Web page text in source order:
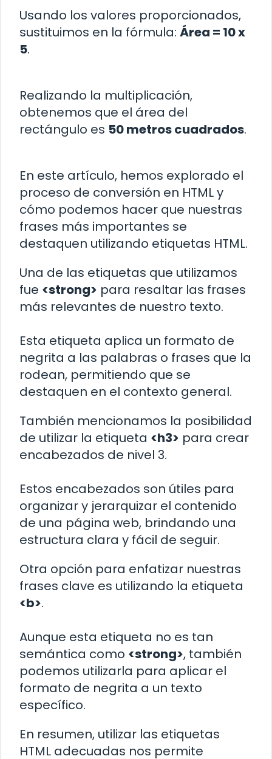
Usando los valores proporcionados,
sustituimos en la fórmula: Área = 10 x
5.
Realizando la multiplicación,
obtenemos que el área del
rectángulo es 50 metros cuadrados.
En este artículo, hemos explorado el
proceso de conversión en HTML y
cómo podemos hacer que nuestras
frases más importantes se
destaquen utilizando etiquetas HTML.
Una de las etiquetas que utilizamos
fue <strong> para resaltar las frases
más relevantes de nuestro texto.
Esta etiqueta aplica un formato de
negrita a las palabras o frases que la
rodean, permitiendo que se
destaquen en el contexto general.
También mencionamos la posibilidad
de utilizar la etiqueta <h3> para crear
encabezados de nivel 3.
Estos encabezados son útiles para
organizar y jerarquizar el contenido
de una página web, brindando una
estructura clara y fácil de seguir.
Otra opción para enfatizar nuestras
frases clave es utilizando la etiqueta
<b>.
Aunque esta etiqueta no es tan
semántica como <strong>, también
podemos utilizarla para aplicar el
formato de negrita a un texto
específico.
En resumen, utilizar las etiquetas
HTML adecuadas nos permite